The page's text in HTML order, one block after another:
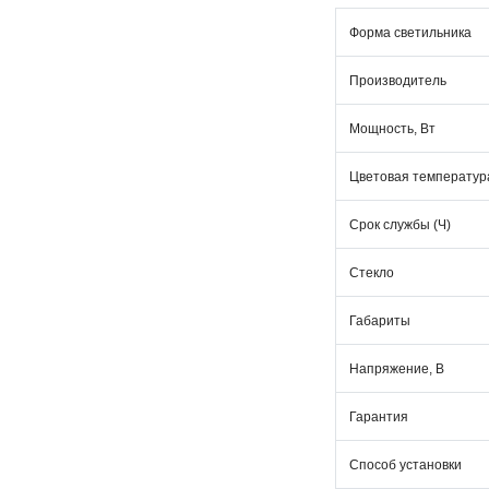
Форма светильника
Производитель
Мощность, Вт
Цветовая
Срок службы (Ч)
Стекло
Габариты
Напряжение, В
Гарантия
Способ установки